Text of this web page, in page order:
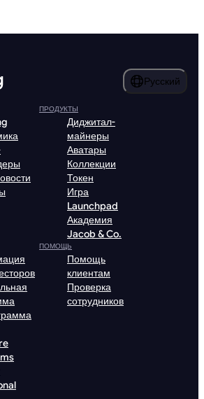
Русский
ПРОДУКТЫ
Диджитал-
майнеры
Аватары
Коллекции
Токен
Игра
Launchpad
Академия
Jacob & Co.
ПОМОЩЬ
Помощь
клиентам
Проверка
сотрудников